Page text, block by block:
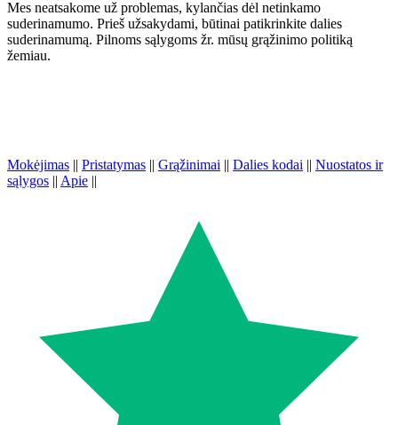
Mes neatsakome už problemas, kylančias dėl netinkamo
suderinamumo. Prieš užsakydami, būtinai patikrinkite dalies
suderinamumą. Pilnoms sąlygoms žr. mūsų grąžinimo politiką
žemiau.
Mokėjimas || Pristatymas || Grąžinimai || Dalies kodai || Nuostatos ir
sąlygos || Apie ||